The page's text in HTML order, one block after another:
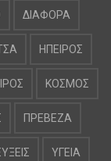
ΔΙΑΦΟΡΑ
ΗΠΕΙΡΟΣ
ΚΟΣΜΟΣ
ΠΡΕΒΕΖΑ
ΥΓΕΙΑ